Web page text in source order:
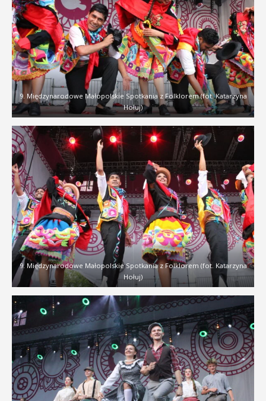
9. Międzynarodowe Małopolskie Spotkania z Folklorem (fot. Katarzyna
Hołuj)
9. Międzynarodowe Małopolskie Spotkania z Folklorem (fot. Katarzyna
Hołuj)